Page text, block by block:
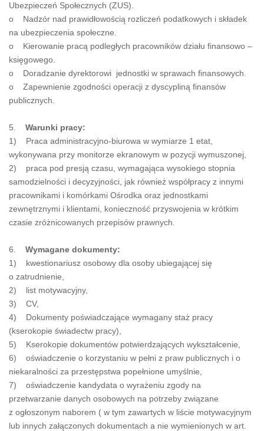
Ubezpieczeń Społecznych (ZUS).
o Nadzór nad prawidłowością rozliczeń podatkowych i składek
na ubezpieczenia społeczne.
o Kierowanie pracą podległych pracowników działu finansowo –
księgowego.
o Doradzanie dyrektorowi jednostki w sprawach finansowych.
o Zapewnienie zgodności operacji z dyscypliną finansów
publicznych.
5. Warunki pracy:
1) Praca administracyjno-biurowa w wymiarze 1 etat,
wykonywana przy monitorze ekranowym w pozycji wymuszonej,
2) praca pod presją czasu, wymagająca wysokiego stopnia
samodzielności i decyzyjności, jak również współpracy z innymi
pracownikami i komórkami Ośrodka oraz jednostkami
zewnętrznymi i klientami, konieczność przyswojenia w krótkim
czasie zróżnicowanych przepisów prawnych.
6. Wymagane dokumenty:
1) kwestionariusz osobowy dla osoby ubiegającej się
o zatrudnienie,
2) list motywacyjny,
3) CV,
4) Dokumenty poświadczające wymagany staż pracy
(kserokopie świadectw pracy),
5) Kserokopie dokumentów potwierdzających wykształcenie,
6) oświadczenie o korzystaniu w pełni z praw publicznych i o
niekaralności za przestępstwa popełnione umyślnie,
7) oświadczenie kandydata o wyrażeniu zgody na
przetwarzanie danych osobowych na potrzeby związane
z ogłoszonym naborem ( w tym zawartych w liście motywacyjnym
lub innych załączonych dokumentach a nie wymienionych w art.